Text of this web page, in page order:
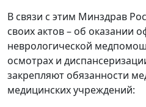
В связи с этим Минздрав
своих актов – об оказании
неврологической
осмотрах и
закрепляют обязанности
медицинских учреждений: